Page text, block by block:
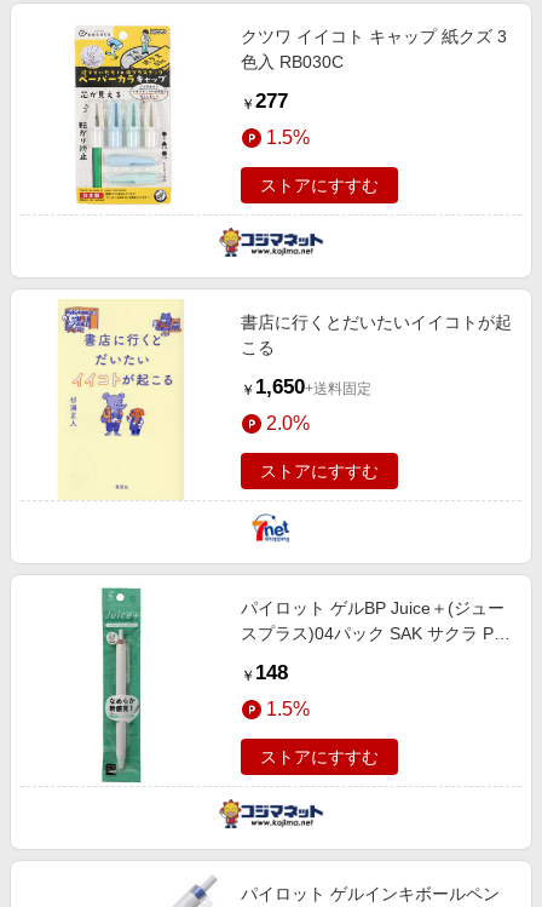
クツワ イイコト キャップ 紙クズ 3
色入 RB030C
￥ 277
1.5%
ストアにすすむ
書店に行くとだいたいイイコトが起
こる
￥ 1,650+送料固定
2.0%
ストアにすすむ
パイロット ゲルBP Juice＋(ジュー
スプラス)04パック SAK サクラ P-
￥ 148
1.5%
ストアにすすむ
パイロット ゲルインキボールペン